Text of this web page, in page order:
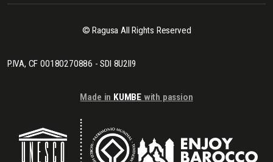
© Ragusa All Rights Reserved
P.IVA, CF 00180270886 - SDI 8U2II9
Made in KUMBE with passion